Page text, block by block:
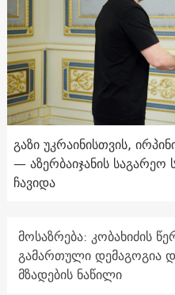
გაზი უკრაინისთვის,
— აზერბაიჯანის საგარეო
ჩავიდა
მოსაზრება: კობახიძის
გამართული დემაგოგია
მზადების ნაწილი